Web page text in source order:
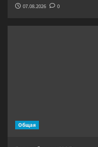
07.08.2026 0
Общая